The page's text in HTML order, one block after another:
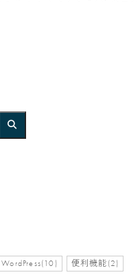
WordPress(10) 便利機能(2)